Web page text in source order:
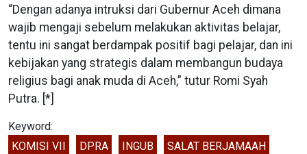
“Dengan adanya intruksi dari Gubernur Aceh dimana
wajib mengaji sebelum melakukan aktivitas belajar,
tentu ini sangat berdampak positif bagi pelajar, dan ini
kebijakan yang strategis dalam membangun budaya
religius bagi anak muda di Aceh,” tutur Romi Syah
Putra. [*]
Keyword:
KOMISI VII
DPRA INGUB SALAT BERJAMAAH